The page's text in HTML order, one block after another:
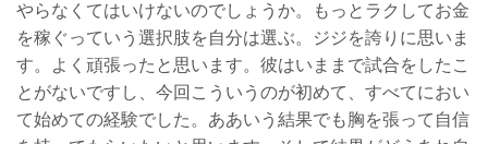
やらなくてはいけないのでしょうか。もっとラクしてお金
を稼ぐっていう選択肢を自分は選ぶ。ジジを誇りに思いま
す。よく頑張ったと思います。彼はいままで試合をしたこ
とがないですし、今回こういうのが初めて、すべてにおい
て始めての経験でした。ああいう結果でも胸を張って自信